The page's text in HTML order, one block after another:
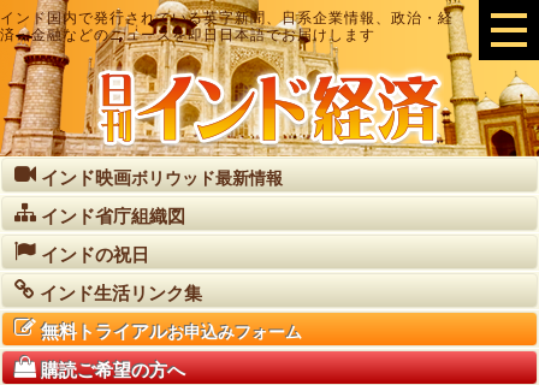
インド国内で発行されている英字新聞、日系企業情報、政治・経
済・金融などのニュースを即日日本語でお届けします
インド映画ボリウッド最新情報
インド省庁組織図
インドの祝日
インド生活リンク集
無料トライアルお申込みフォーム
購読ご希望の方へ